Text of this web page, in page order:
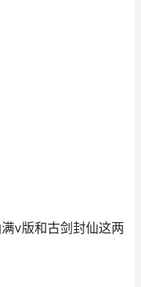
v版和古剑封仙这两